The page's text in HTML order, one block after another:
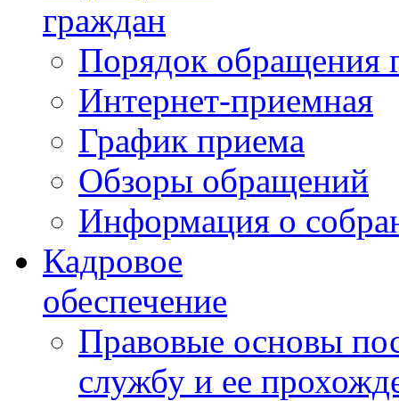
граждан
Порядок обращения
Интернет-приемная
График приема
Обзоры обращений
Информация о
Кадровое
обеспечение
Правовые основы
службу и ее